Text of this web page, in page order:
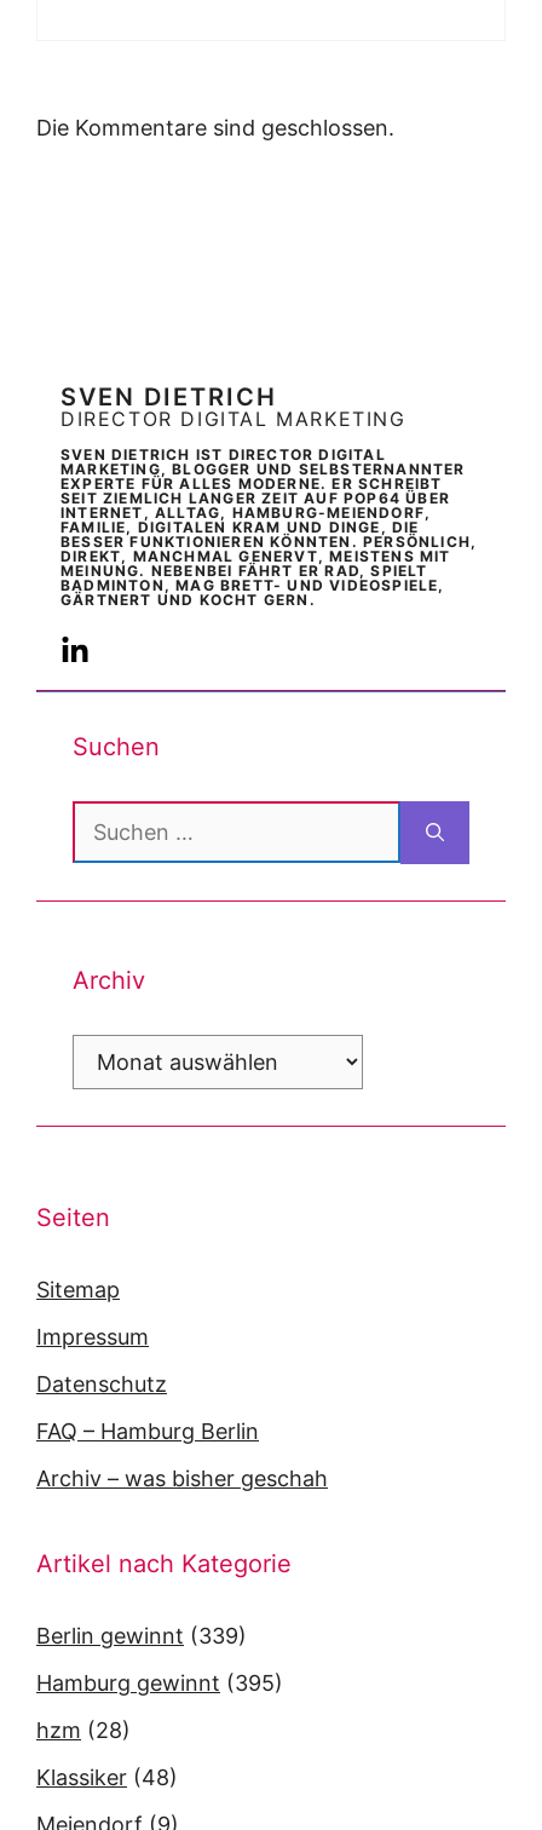
Die Kommentare sind geschlossen.
SVEN DIETRICH
DIRECTOR DIGITAL MARKETING
SVEN DIETRICH IST DIRECTOR DIGITAL
MARKETING, BLOGGER UND SELBSTERNANNTER
EXPERTE FÜR ALLES MODERNE. ER SCHREIBT
SEIT ZIEMLICH LANGER ZEIT AUF POP64 ÜBER
INTERNET, ALLTAG, HAMBURG-MEIENDORF,
FAMILIE, DIGITALEN KRAM UND DINGE, DIE
BESSER FUNKTIONIEREN KÖNNTEN. PERSÖNLICH,
DIREKT, MANCHMAL GENERVT, MEISTENS MIT
MEINUNG. NEBENBEI FÄHRT ER RAD, SPIELT
BADMINTON, MAG BRETT- UND VIDEOSPIELE,
GÄRTNERT UND KOCHT GERN.
Suchen
Suchen
nach:
Archiv
Archiv
Seiten
Sitemap
Impressum
Datenschutz
FAQ – Hamburg Berlin
Archiv – was bisher geschah
Artikel nach Kategorie
Berlin gewinnt (339)
Hamburg gewinnt (395)
hzm (28)
Klassiker (48)